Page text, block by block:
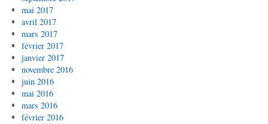
mai 2017
avril 2017
mars 2017
février 2017
janvier 2017
novembre 2016
juin 2016
mai 2016
mars 2016
février 2016